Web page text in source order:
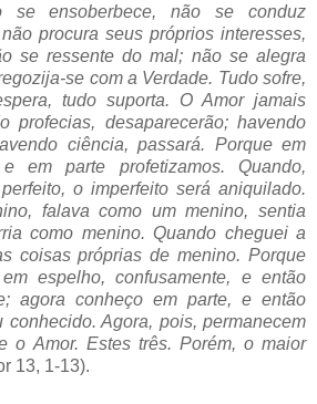
ensoberbece, não se conduz
procura seus próprios interesses,
se ressente do mal; não se alegra
se com a Verdade. Tudo sofre,
tudo suporta. O Amor jamais
profecias, desaparecerão; havendo
ciência, passará. Porque em
em parte profetizamos. Quando,
o imperfeito será aniquilado.
falava como um menino, sentia
como menino. Quando cheguei a
coisas próprias de menino. Porque
espelho, confusamente, e então
agora conheço em parte, e então
conhecido. Agora, pois, permanecem
o Amor. Estes três. Porém, o maior
13, 1-13).